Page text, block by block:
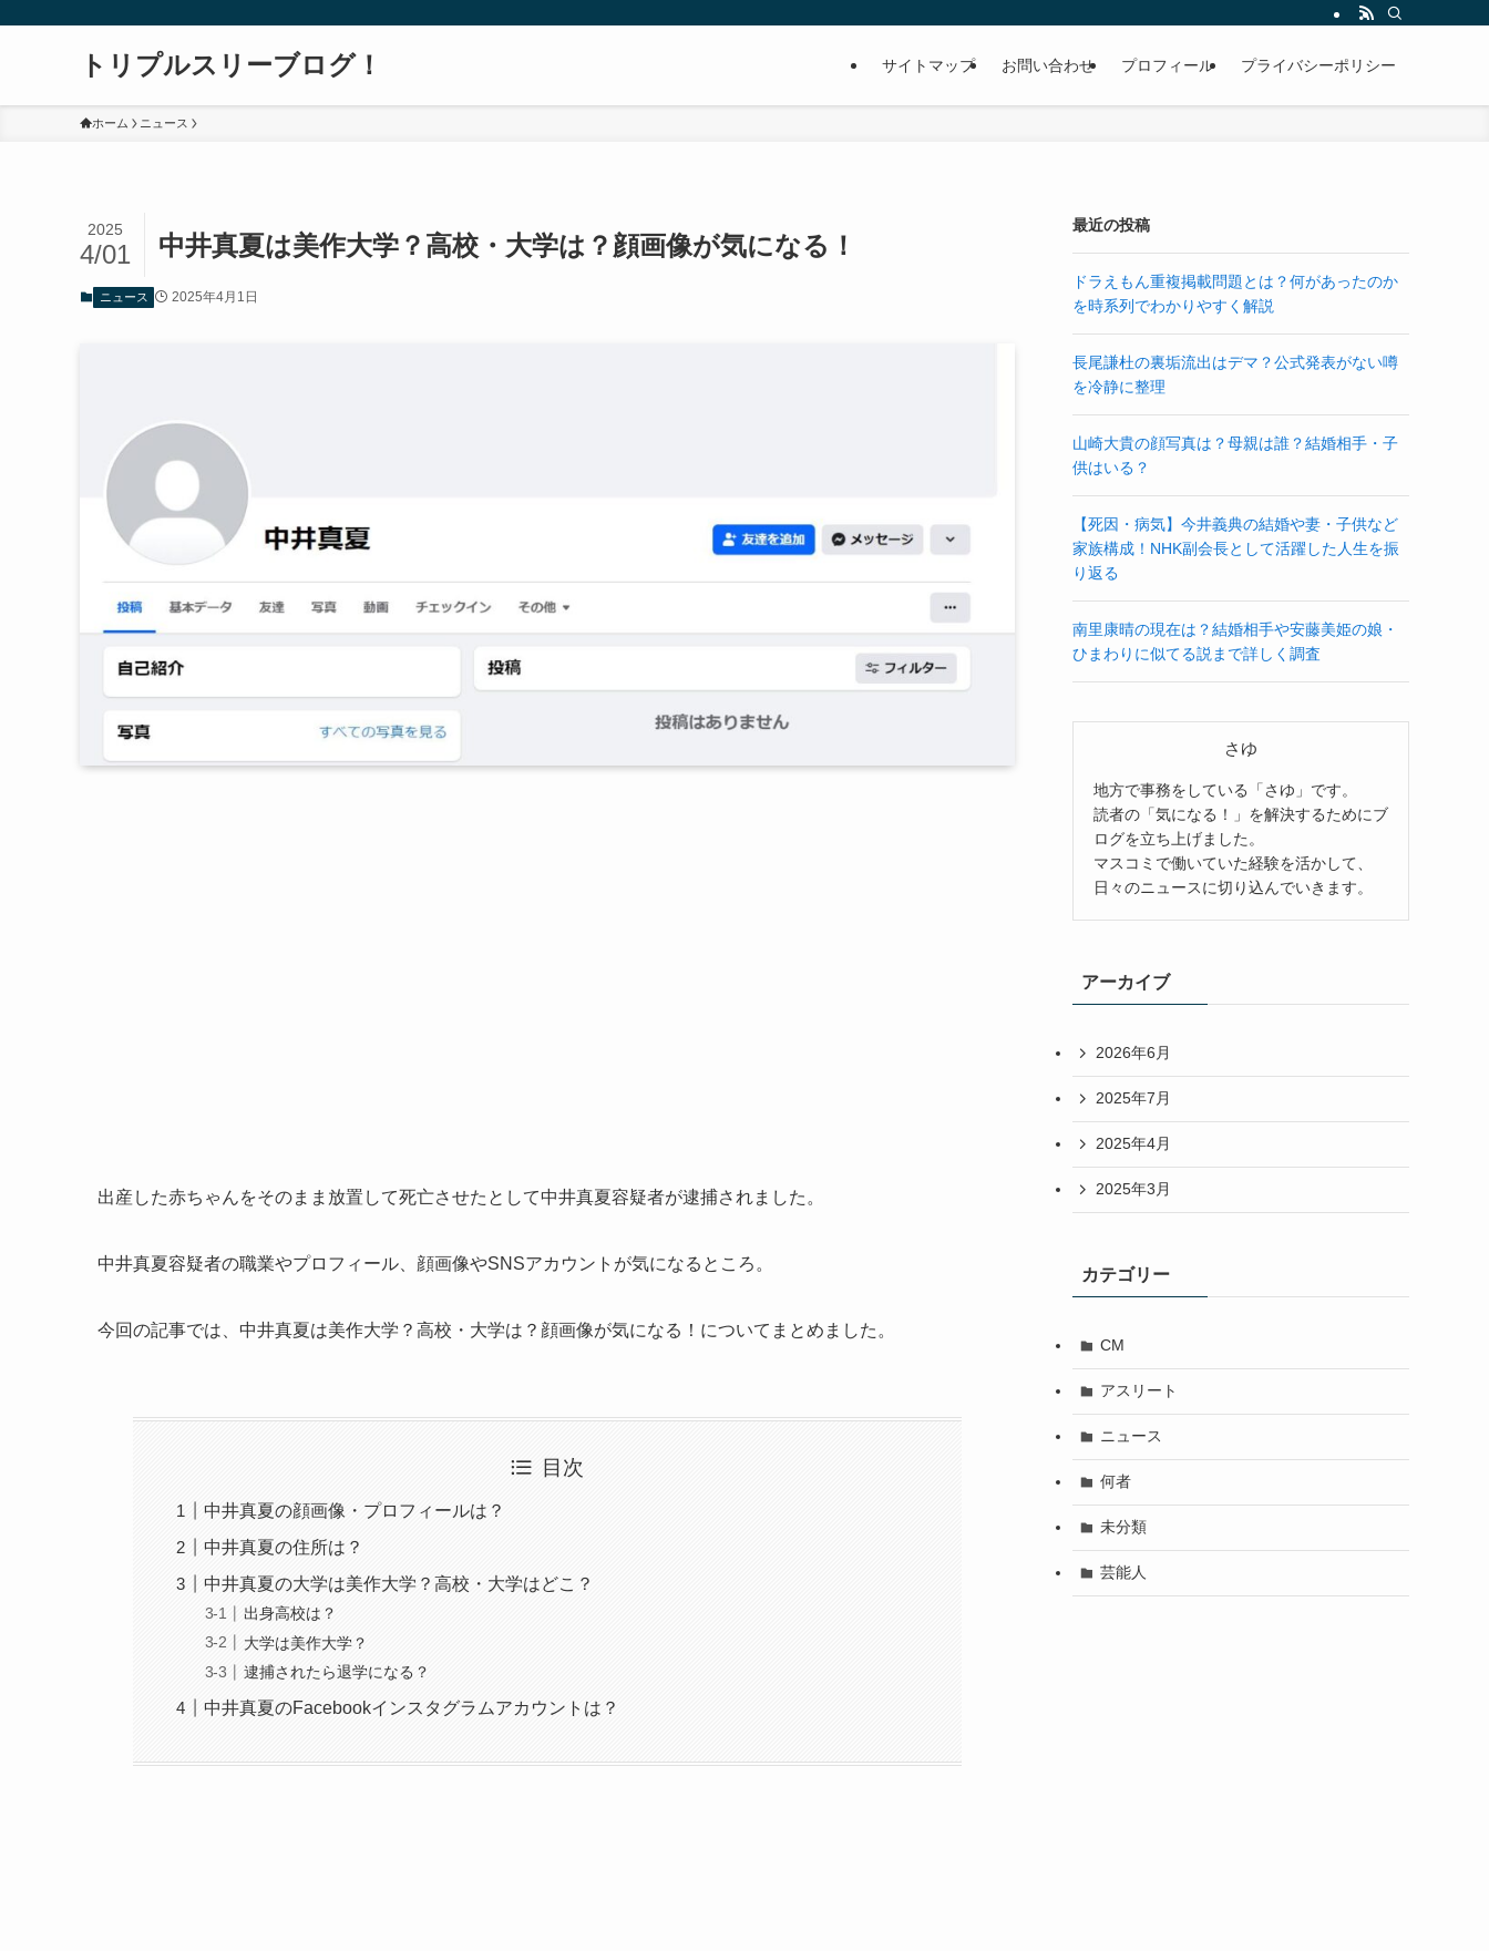
トリプルスリーブログ！ サイトマップ お問い合わせ プロフィール プライバシーポリシー
ホーム ニュース
中井真夏は美作大学？高校・大学は？顔画像が気になる！
2025
4/01
ニュース 2025年4月1日
出産した赤ちゃんをそのまま放置して死亡させたとして中井真夏容疑者が逮捕されました。
中井真夏容疑者の職業やプロフィール、顔画像やSNSアカウントが気になるところ。
今回の記事では、中井真夏は美作大学？高校・大学は？顔画像が気になる！についてまとめました。
目次
中井真夏の顔画像・プロフィールは？
中井真夏の住所は？
中井真夏の大学は美作大学？高校・大学はどこ？
出身高校は？
大学は美作大学？
逮捕されたら退学になる？
中井真夏のFacebookインスタグラムアカウントは？
最近の投稿
ドラえもん重複掲載問題とは？何があったのか
を時系列でわかりやすく解説
長尾謙杜の裏垢流出はデマ？公式発表がない噂
を冷静に整理
山崎大貴の顔写真は？母親は誰？結婚相手・子
供はいる？
【死因・病気】今井義典の結婚や妻・子供など
家族構成！NHK副会長として活躍した人生を振
り返る
南里康晴の現在は？結婚相手や安藤美姫の娘・
ひまわりに似てる説まで詳しく調査
さゆ
地方で事務をしている「さゆ」です。
読者の「気になる！」を解決するためにブ
ログを立ち上げました。
マスコミで働いていた経験を活かして、
日々のニュースに切り込んでいきます。
アーカイブ
2026年6月
2025年7月
2025年4月
2025年3月
カテゴリー
CM
アスリート
ニュース
何者
未分類
芸能人